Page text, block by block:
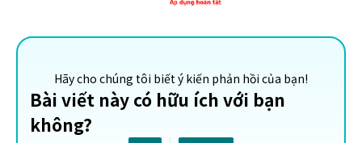
Hãy cho chúng tôi biết ý kiến ​​phản hồi của bạn!
Bài viết này có hữu ích với bạn
không?